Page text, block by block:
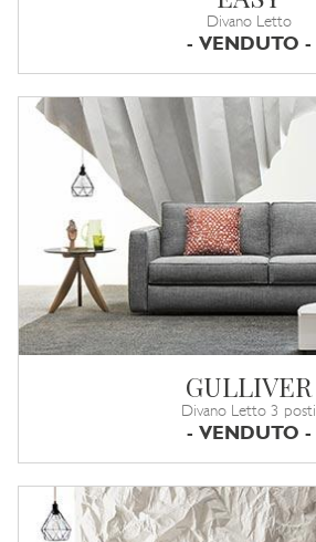
Divano Letto
- VENDUTO -
GULLIVER
Divano Letto 3 posti
- VENDUTO -